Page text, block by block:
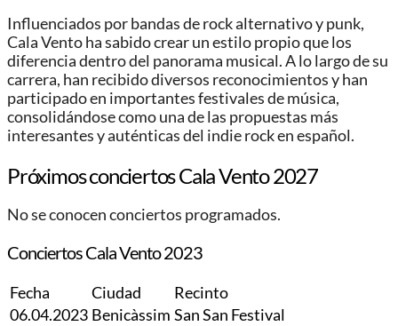
Influenciados por bandas de rock alternativo y punk,
Cala Vento ha sabido crear un estilo propio que los
diferencia dentro del panorama musical. A lo largo de su
carrera, han recibido diversos reconocimientos y han
participado en importantes festivales de música,
consolidándose como una de las propuestas más
interesantes y auténticas del indie rock en español.
Próximos conciertos Cala Vento 2027
No se conocen conciertos programados.
Conciertos Cala Vento 2023
Fecha Ciudad
Recinto
06.04.2023 Benicàssim San San Festival